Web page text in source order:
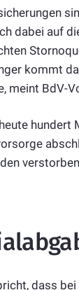
dabei auf
kommt
meint BdV-
hundert
dass